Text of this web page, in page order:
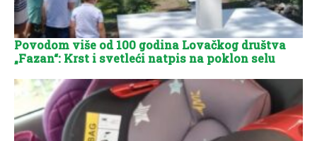
Povodom više od 100 godina Lovačkog društva
„Fazan“: Krst i svetleći natpis na poklon selu